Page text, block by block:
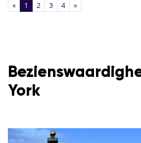
« 1 2 3 4 »
York